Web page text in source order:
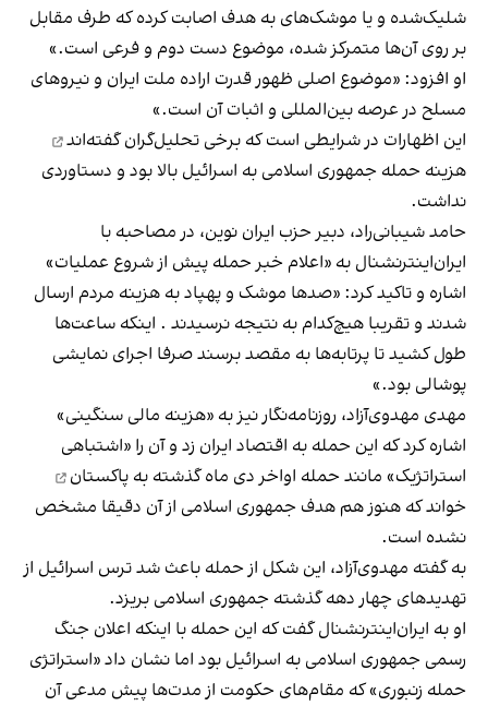
شلیک‌شده و یا موشک‌های به هدف اصابت کرده که طرف مقابل
بر روی آن‌ها متمرکز شده، موضوع دست دوم و فرعی است.»
او افزود: «موضوع اصلی ظهور قدرت اراده ملت ایران و نیروهای
مسلح در عرصه بین‌المللی و اثبات آن است.»
این اظهارات در شرایطی است که برخی تحلیل‌گران گفته‌اند
هزینه حمله جمهوری اسلامی به اسرائیل بالا بود و دستاوردی
نداشت.
حامد شیبانی‌راد، دبیر حزب ایران نوین، در مصاحبه با
ایران‌اینترنشنال به «اعلام خبر حمله پیش از شروع عملیات»
اشاره و تاکید کرد: «صدها موشک و پهپاد به هزینه مردم ارسال
شدند و تقریبا هیچ‌کدام به نتیجه نرسیدند . اینکه ساعت‌ها
طول کشید تا پرتابه‌ها به مقصد برسند صرفا اجرای نمایشی
پوشالی بود.»
مهدی مهدوی‌آزاد، ‌روزنامه‌نگار نیز به «هزینه مالی سنگینی»
اشاره کردکه این حمله به اقتصاد ایران زد و آن را «اشتباهی
استراتژیک» مانندحمله اواخر دی ماه گذشته به پاکستان
خواند که هنوز هم هدف جمهوری اسلامی از آن دقیقا مشخص
نشده است.
به گفته مهدوی‌آزاد، این شکل از حمله باعث شد ترس اسرائیل از
تهدیدهای چهار دهه گذشته جمهوری اسلامی بریزد.
او به ایران‌اینترنشنال گفت که این حمله با اینکه اعلان جنگ
رسمی جمهوری اسلامی به اسرائیل بود اما نشان داد «استراتژی
حمله زنبوری» که مقام‌های حکومت از مدت‌ها پیش مدعی آن